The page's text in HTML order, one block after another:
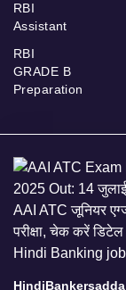
RBI
Assistant
RBI
GRADE B
Preparation
HindiBankersadda